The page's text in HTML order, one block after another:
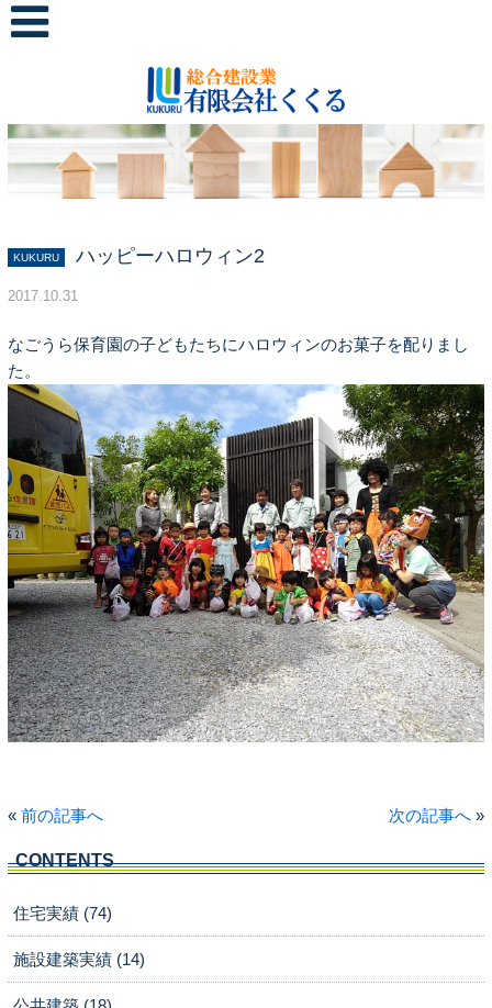
KUKURU ハッピーハロウィン2
2017.10.31
なごうら保育園の子どもたちにハロウィンのお菓子を配りまし
た。
« 前の記事へ 次の記事へ »
CONTENTS
住宅実績 (74)
施設建築実績 (14)